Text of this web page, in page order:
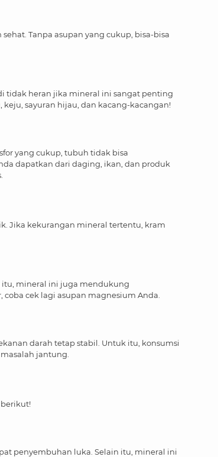
Tanpa asupan yang cukup, bisa-bisa
tidak heran jika mineral ini sangat penting
sayuran hijau, dan kacang-kacangan!
yang cukup, tubuh tidak bisa
dapatkan dari daging, ikan, dan produk
Jika kekurangan mineral tertentu, kram
itu, mineral ini juga mendukung
cek lagi asupan magnesium Anda.
darah tetap stabil. Untuk itu, konsumsi
jantung.
penyembuhan luka. Selain itu, mineral ini